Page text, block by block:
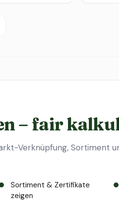
– fair
Verknüpfung, Sortiment
Sortiment & Zertifikate
zeigen